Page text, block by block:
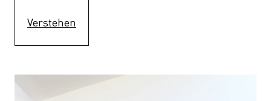
Verstehen